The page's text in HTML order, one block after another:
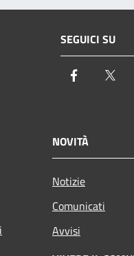
SEGUICI SU
Facebook
NOVITÀ
Notizie
Comunicati
Avvisi